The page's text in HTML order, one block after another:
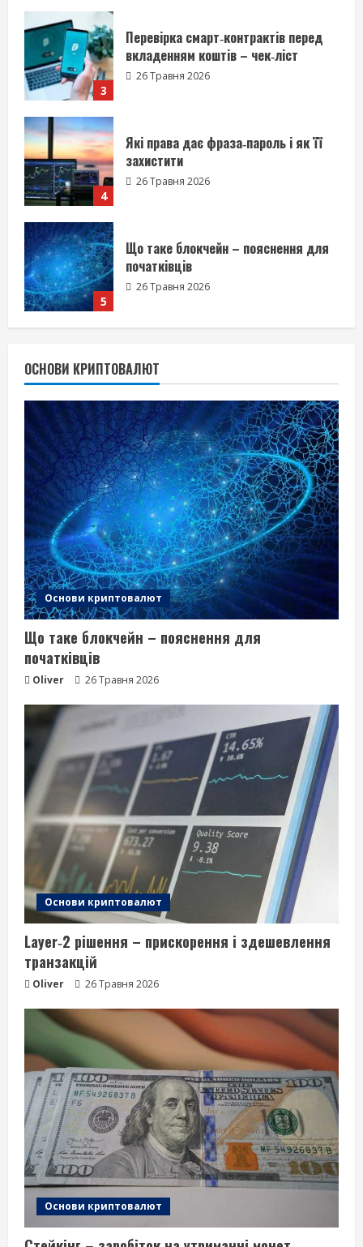
4
Які права дає фраза‑пароль і як її
захистити
26 Травня 2026
5
Що таке блокчейн – пояснення для
початківців
26 Травня 2026
1
Інвестиції в NFT – колекціонування
vs спекуляція
27 Травня 2026
2
для DAO і спільнот
3
Перевірка смарт‑контрактів перед
вкладенням коштів – чек‑ліст
26 Травня 2026
4
Які права дає фраза‑пароль і як її
захистити
26 Травня 2026
5
початківців
26 Травня 2026
ОСНОВИ КРИПТОВАЛЮТ
Основи криптовалют
Що таке блокчейн – пояснення для
початківців
Oliver 26 Травня 2026
Основи криптовалют
Layer‑2 рішення – прискорення і здешевлення
транзакцій
Oliver 26 Травня 2026
Основи криптовалют